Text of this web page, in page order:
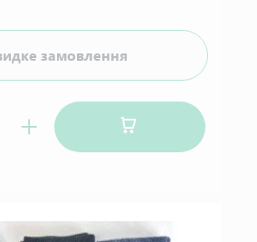
замовлення